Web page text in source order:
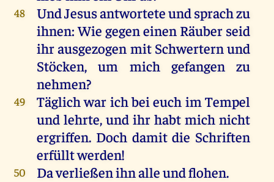
48 UndJesusantworteteundsprachzu
ihnen:Wie gegeneinen Räuber seid
ihrausgezogen mit Schwerternund
Stöcken,um mich gefangen
zu
nehmen?
49 Täglichwar ichbei euch im Tempel
und lehrte, und ihr habt mich nicht
ergriffen. Doch damit die Schriften
erfülltwerden!
50 Daverließenihnalleundflohen.